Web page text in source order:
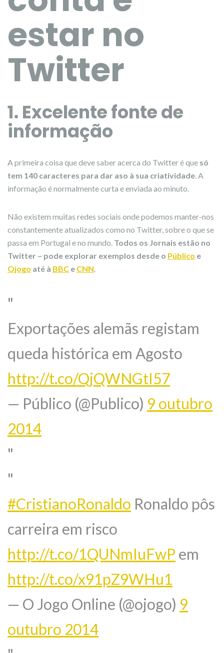
estar no
Twitter
1. Excelente fonte de
informação
A primeira coisa que deve saber acerca do Twitter é que só
tem 140 caracteres para dar aso à sua criatividade. A
informação é normalmente curta e enviada ao minuto.
Não existem muitas redes sociais onde podemos manter-nos
constantemente atualizados como no Twitter, sobre o que se
passa em Portugal e no mundo. Todos os Jornais estão no
Twitter – pode explorar exemplos desde o Público e
Ojogo até à BBC e CNN.
Exportações alemãs registam
queda histórica em Agosto
http://t.co/QjQWNGtI57
— Público (@Publico) 9 outubro
2014
#CristianoRonaldo Ronaldo pôs
carreira em risco
http://t.co/1QUNmIuFwP em
http://t.co/x91pZ9WHu1
— O Jogo Online (@ojogo) 9
outubro 2014